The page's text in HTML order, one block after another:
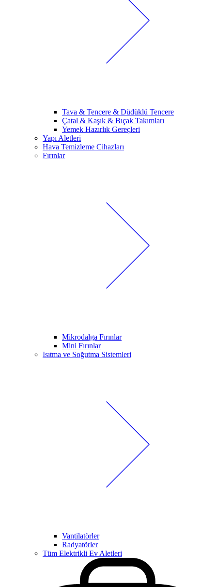
Tava & Tencere & Düdüklü Tencere
Çatal & Kaşık & Bıçak Takımları
Yemek Hazırlık Gereçleri
Yapı Aletleri
Hava Temizleme Cihazları
Fırınlar
Mikrodalga Fırınlar
Mini Fırınlar
Isıtma ve Soğutma Sistemleri
Vantilatörler
Radyatörler
Tüm Elektrikli Ev Aletleri